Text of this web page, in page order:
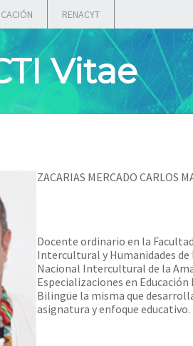
RENACYT
Vitae
ZACARIAS MERCADO CARLOS
Docente ordinario en la
Intercultural y Humanidades de
Nacional Intercultural de la
Especializaciones en
Bilingüe la misma que
asignatura y enfoque educativo.